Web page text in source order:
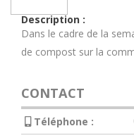
Description :
Dans le cadre de la
de compost sur la
CONTACT
Téléphone :